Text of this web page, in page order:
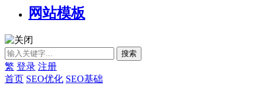
网站模板
繁 登录 注册
首页 SEO优化 SEO基础